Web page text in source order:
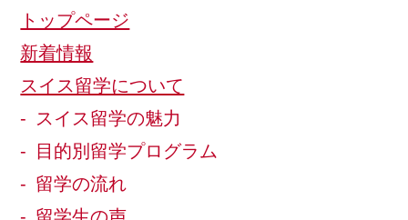
トップページ
新着情報
スイス留学について
スイス留学の魅力
目的別留学プログラム
留学の流れ
留学生の声